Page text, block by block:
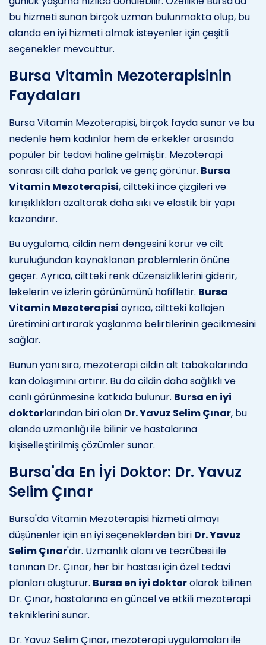
bu hizmeti sunan birçok uzman bulunmakta olup, bu
alanda en iyi hizmeti almak isteyenler için çeşitli
seçenekler mevcuttur.
Bursa Vitamin Mezoterapisinin
Faydaları
Bursa Vitamin Mezoterapisi, birçok fayda sunar ve bu
nedenle hem kadınlar hem de erkekler arasında
popüler bir tedavi haline gelmiştir. Mezoterapi
sonrası cilt daha parlak ve genç görünür. Bursa
Vitamin Mezoterapisi, ciltteki ince çizgileri ve
kırışıklıkları azaltarak daha sıkı ve elastik bir yapı
kazandırır.
Bu uygulama, cildin nem dengesini korur ve cilt
kuruluğundan kaynaklanan problemlerin önüne
geçer. Ayrıca, ciltteki renk düzensizliklerini giderir,
lekelerin ve izlerin görünümünü hafifletir. Bursa
Vitamin Mezoterapisi ayrıca, ciltteki kollajen
üretimini artırarak yaşlanma belirtilerinin gecikmesini
sağlar.
Bunun yanı sıra, mezoterapi cildin alt tabakalarında
kan dolaşımını artırır. Bu da cildin daha sağlıklı ve
canlı görünmesine katkıda bulunur. Bursa en iyi
doktorlarından biri olan Dr. Yavuz Selim Çınar, bu
alanda uzmanlığı ile bilinir ve hastalarına
kişiselleştirilmiş çözümler sunar.
Bursa'da En İyi Doktor: Dr. Yavuz
Selim Çınar
Bursa'da Vitamin Mezoterapisi hizmeti almayı
düşünenler için en iyi seçeneklerden biri Dr. Yavuz
Selim Çınar'dır. Uzmanlık alanı ve tecrübesi ile
tanınan Dr. Çınar, her bir hastası için özel tedavi
planları oluşturur. Bursa en iyi doktorolarak bilinen
Dr. Çınar, hastalarına en güncel ve etkili mezoterapi
tekniklerini sunar.
Dr. Yavuz Selim Çınar, mezoterapi uygulamaları ile